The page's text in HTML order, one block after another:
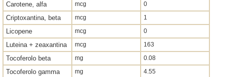
Carotene, alfa mcg 0
Criptoxantina, beta mcg 1
Licopene mcg 0
Luteina + zeaxantina mcg 163
Tocoferolo beta mg 0.08
Tocoferolo gamma mg 4.55